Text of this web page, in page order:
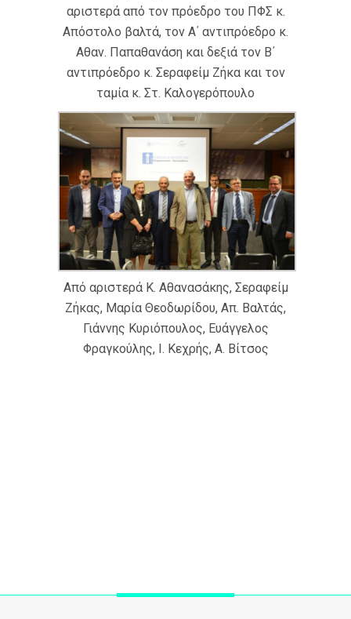
αριστερά από τον πρόεδρο του ΠΦΣ κ.
Απόστολο βαλτά, τον Α΄ αντιπρόεδρο κ.
Αθαν. Παπαθανάση και δεξιά τον Β΄
αντιπρόεδρο κ. Σεραφείμ Ζήκα και τον
ταμία κ. Στ. Καλογερόπουλο
Από αριστερά Κ. Αθανασάκης, Σεραφείμ
Ζήκας, Μαρία Θεοδωρίδου, Απ. Βαλτάς,
Γιάννης Κυριόπουλος, Ευάγγελος
Φραγκούλης, Ι. Κεχρής, Α. Βίτσος